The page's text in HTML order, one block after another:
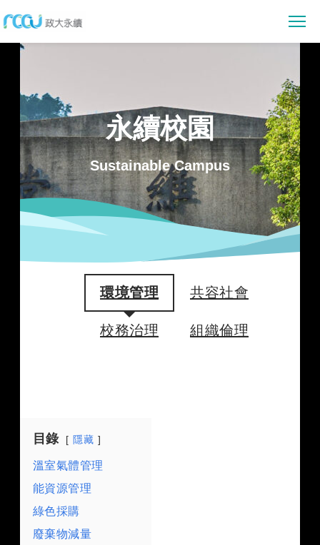
消息公告
活動報導
永續亮點
會議資訊
永續賦能
永續教育
永續研究
數位賦能
社會實踐
永續校園
環境管理
共容社會
校務治理
參與行動
永續提案
行動指南
資料下載
佐證資料
政大永續願景與目標
業務執掌
EN
永續校園
Sustainable Campus
環境管理 共容社會
校務治理 組織倫理
目錄 隱藏
溫室氣體管理
能資源管理
綠色採購
廢棄物減量